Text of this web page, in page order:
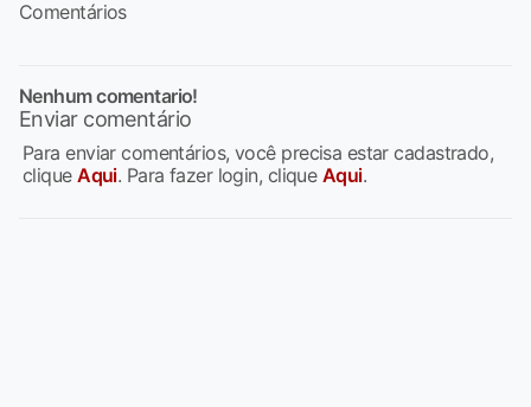
Comentários
Nenhum comentario!
Enviar comentário
Para enviar comentários, você precisa estar cadastrado,
cliqueAqui. Para fazer login, clique Aqui.